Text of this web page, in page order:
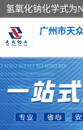
广州市天
亚硝酸钠
纯碱